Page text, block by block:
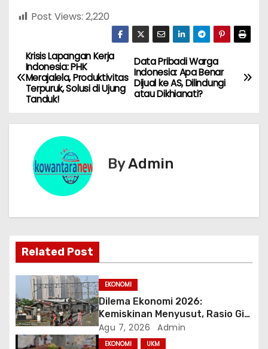
Post Views: 2,220
N
a
s
i
p
o
s
Data Pribadi Warga
Indonesia: Apa Benar
Dijual ke AS, Dilindungi
atau Dikhianati?
Krisis Lapangan Kerja
Indonesia: PHK
Merajalela, Produktivitas
Terpuruk, Solusi di Ujung
Tanduk!
ByAdmin
Related Post
EKONOMI
Dilema Ekonomi 2026:
Kemiskinan Menyusut, Rasio Gini
Mendorong Kesenjangan
Agu 7, 2026 Admin
EKONOMI UKM